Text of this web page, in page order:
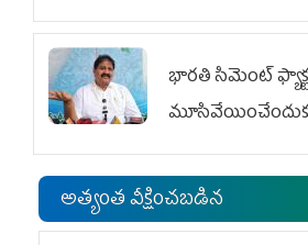
భారతి సిమెంట్
అత్యంత వీక్షించబడిన